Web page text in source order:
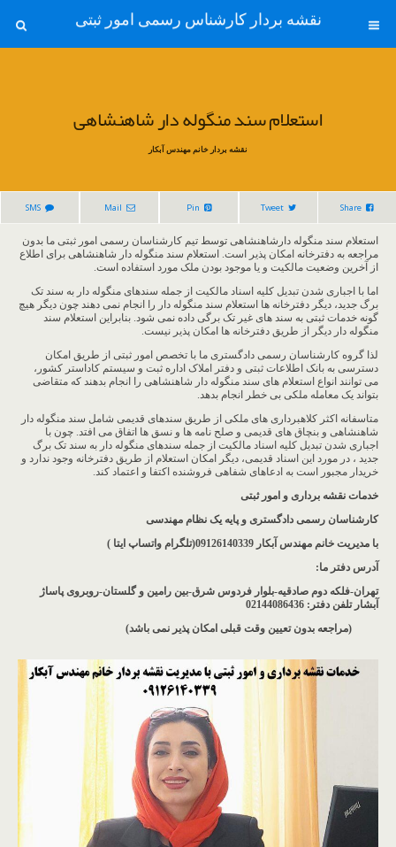
نقشه بردار کارشناس رسمی امور ثبتی
استعلام سند منگوله دار شاهنشاهی
نقشه بردار خانم مهندس آبکار
Share
Tweet
Pin
Mail
SMS
استعلام سند منگوله دارشاهنشاهی توسط تیم کارشناسان رسمی امور ثبتی ما بدون
مراجعه به دفترخانه امکان پذیر است. استعلام سند منگوله دار شاهنشاهی برای اطلاع
از آخرین وضعیت مالکیت و یا موجود بودن ملک مورد استفاده است.
اما با اجباری شدن تبدیل کلیه اسناد مالکیت از جمله سندهای منگوله دار به سند تک
برگ جدید، دیگر دفترخانه ها استعلام سند منگوله دار را انجام نمی دهند چون دیگر هیچ
گونه خدمات ثبتی به سند های غیر تک برگی داده نمی شود. بنابراین استعلام سند
منگوله دار دیگر از طریق دفترخانه ها امکان پذیر نیست.
لذا گروه کارشناسان رسمی دادگستری ما با تخصص امور ثبتی از طریق امکان
دسترسی به بانک اطلاعات ثبتی و دفتر املاک اداره ثبت و سیستم کاداستر کشور،
می توانند انواع استعلام های سند منگوله دار شاهنشاهی را انجام بدهند که متقاضی
بتواند یک معامله ملکی بی خطر انجام بدهد.
متاسفانه اکثر کلاهبرداری های ملکی از طریق سندهای قدیمی شامل سند منگوله دار
شاهنشاهی و بنچاق های قدیمی و صلح نامه ها و نسق ها اتفاق می افتد. چون با
اجباری شدن تبدیل کلیه اسناد مالکیت از جمله سندهای منگوله دار به سند تک برگ
جدید ، در مورد این اسناد قدیمی، دیگر امکان استعلام از طریق دفترخانه وجود ندارد و
خریدار مجبور است به ادعاهای شفاهی فروشنده اکتفا و اعتماد کند.
خدمات نقشه برداری و امور ثبتی
کارشناسان رسمی دادگستری و پایه یک نظام مهندسی
با مدیریت خانم مهندس آبکار 09126140339(تلگرام واتساپ ایتا )
آدرس دفتر ما:
تهران-فلکه دوم صادقیه-بلوار فردوس شرق-بین رامین و گلستان-روبروی پاساژ
آبشار تلفن دفتر: 02144086436
(مراجعه بدون تعیین وقت قبلی امکان پذیر نمی باشد)